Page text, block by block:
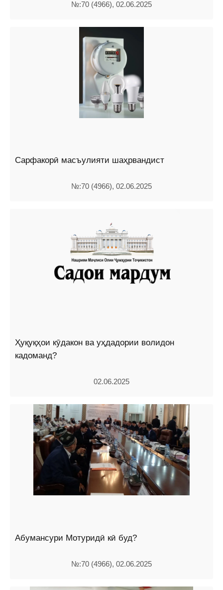
№:70 (4966), 02.06.2025
Сарфакорӣ масъулияти шаҳрвандист
№:70 (4966), 02.06.2025
Ҳуқуқҳои кӯдакон ва уҳдадории волидон
кадоманд?
02.06.2025
Абумансури Мотуридӣ кӣ буд?
№:70 (4966), 02.06.2025